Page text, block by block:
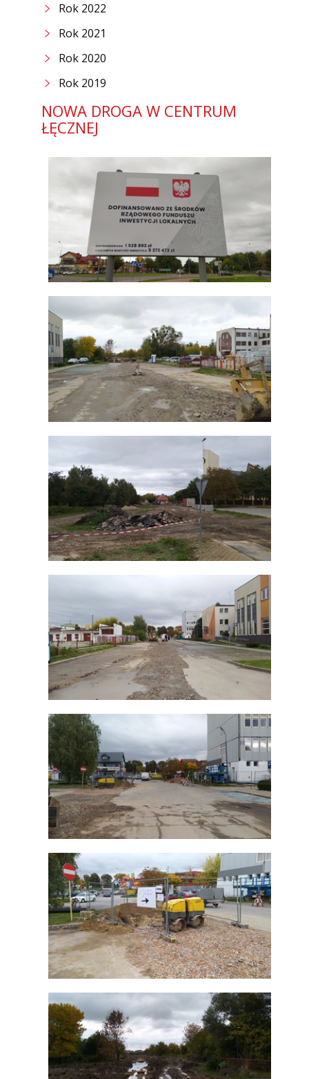
Rok 2022
Rok 2021
Rok 2020
Rok 2019
NOWA DROGA W CENTRUM
ŁĘCZNEJ